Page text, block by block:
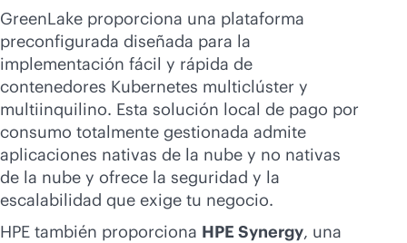
GreenLake proporciona una plataforma
preconfigurada diseñada para la
implementación fácil y rápida de
contenedores Kubernetes multiclúster y
multiinquilino. Esta solución local de pago por
consumo totalmente gestionada admite
aplicaciones nativas de la nube y no nativas
de la nube y ofrece la seguridad y la
escalabilidad que exige tu negocio.
HPE también proporciona HPE Synergy, una